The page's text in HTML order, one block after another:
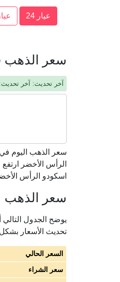
عيار 24
سعر الذهب
آخر تحديث: آخر تحديث: الجمعة 07 أغسطس 2026,
سعر الذهب اليوم
اسكودو الرأس الأخضر لكل أونصة
سعر الذهب
يوضح الجدول
تحديث الأسعار
السعر الحالي
سعر الشراء